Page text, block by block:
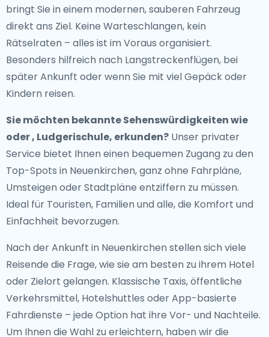
bringt Sie in einem modernen, sauberen Fahrzeug
direkt ans Ziel. Keine Warteschlangen, kein
Rätselraten – alles ist im Voraus organisiert.
Besonders hilfreich nach Langstreckenflügen, bei
später Ankunft oder wenn Sie mit viel Gepäck oder
Kindern reisen.
Sie möchten bekannte Sehenswürdigkeiten wie
oder , Ludgerischule, erkunden? Unser privater
Service bietet Ihnen einen bequemen Zugang zu den
Top-Spots in Neuenkirchen, ganz ohne Fahrpläne,
Umsteigen oder Stadtpläne entziffern zu müssen.
Ideal für Touristen, Familien und alle, die Komfort und
Einfachheit bevorzugen.
Nach der Ankunft in Neuenkirchen stellen sich viele
Reisende die Frage, wie sie am besten zu ihrem Hotel
oder Zielort gelangen. Klassische Taxis, öffentliche
Verkehrsmittel, Hotelshuttles oder App-basierte
Fahrdienste – jede Option hat ihre Vor- und Nachteile.
Um Ihnen die Wahl zu erleichtern, haben wir die